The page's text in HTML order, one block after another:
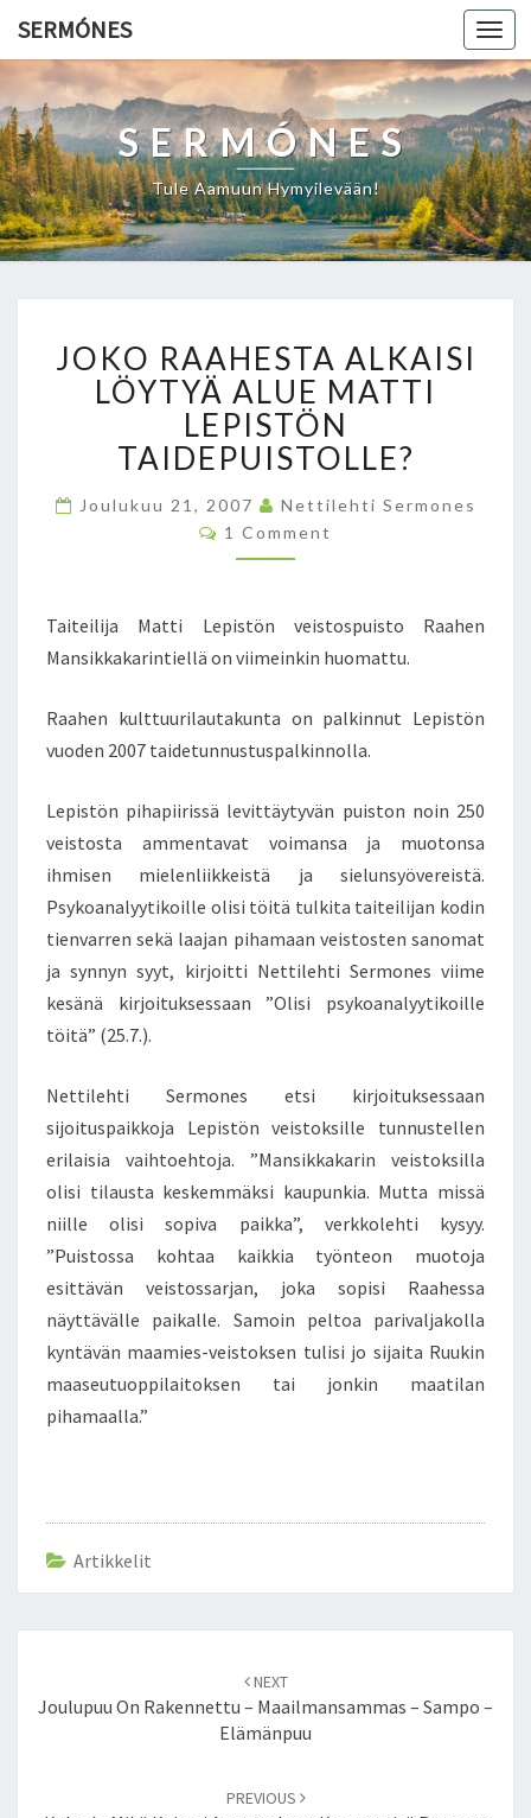
SERMÓNES
SERMÓNES
Tule Aamuun Hymyilevään!
O
K
O
R
A
H
E
S
A
L
A
I
I
Ö
Y
T
Y
A
L
T
T
I
L
E
S
T
Ö
S
O
L
L
?
JOKO RAAHESTA ALKAISI
LÖYTYÄ ALUE MATTI
LEPISTÖN
TAIDEPUISTOLLE?
Joulukuu 21, 2007
Nettilehti Sermones
C
O
T
S
1 Comment
Taiteilija Matti Lepistön veistospuisto Raahen
Mansikkakarintiellä on viimeinkin huomattu.
Raahen kulttuurilautakunta on palkinnut Lepistön
vuoden 2007 taidetunnustuspalkinnolla.
Lepistön pihapiirissä levittäytyvän puiston noin 250
veistosta ammentavat voimansa ja muotonsa
ihmisen mielenliikkeistä ja sielunsyövereistä.
Psykoanalyytikoille olisi töitä tulkita taiteilijan kodin
tienvarren sekä laajan pihamaan veistosten sanomat
ja synnyn syyt, kirjoitti Nettilehti Sermones viime
kesänä kirjoituksessaan ”Olisi psykoanalyytikoille
töitä” (25.7.).
Nettilehti Sermones etsi kirjoituksessaan
sijoituspaikkoja Lepistön veistoksille tunnustellen
erilaisia vaihtoehtoja. ”Mansikkakarin veistoksilla
olisi tilausta keskemmäksi kaupunkia. Mutta missä
niille olisi sopiva paikka”, verkkolehti kysyy.
”Puistossa kohtaa kaikkia työnteon muotoja
esittävän veistossarjan, joka sopisi Raahessa
näyttävälle paikalle. Samoin peltoa parivaljakolla
kyntävän maamies-veistoksen tulisi jo sijaita Ruukin
maaseutuoppilaitoksen tai jonkin maatilan
pihamaalla.”
Artikkelit
navigation
NEXT
Joulupuu On Rakennettu – Maailmansammas – Sampo –
Elämänpuu
PREVIOUS